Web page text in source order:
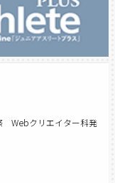
Webクリエイター科発